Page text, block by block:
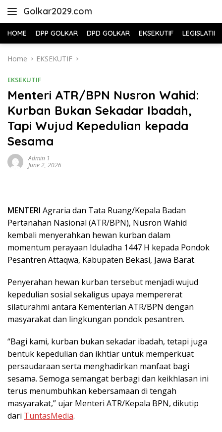
Golkar2029.com
HOME DPP GOLKAR DPD GOLKAR EKSEKUTIF LEGISLATIF
Home EKSEKUTIF
EKSEKUTIF
Menteri ATR/BPN Nusron Wahid:
Kurban Bukan Sekadar Ibadah,
Tapi Wujud Kepedulian kepada
Sesama
Admin 1
June 2, 2026
MENTERI Agraria dan Tata Ruang/Kepala Badan
Pertanahan Nasional (ATR/BPN), Nusron Wahid
kembali menyerahkan hewan kurban dalam
momentum perayaan Iduladha 1447 H kepada Pondok
Pesantren Attaqwa, Kabupaten Bekasi, Jawa Barat.
Penyerahan hewan kurban tersebut menjadi wujud
kepedulian sosial sekaligus upaya mempererat
silaturahmi antara Kementerian ATR/BPN dengan
masyarakat dan lingkungan pondok pesantren.
“Bagi kami, kurban bukan sekadar ibadah, tetapi juga
bentuk kepedulian dan ikhtiar untuk memperkuat
persaudaraan serta menghadirkan manfaat bagi
sesama. Semoga semangat berbagi dan keikhlasan ini
terus menumbuhkan kebersamaan di tengah
masyarakat,” ujar Menteri ATR/Kepala BPN, dikutip
dari TuntasMedia.